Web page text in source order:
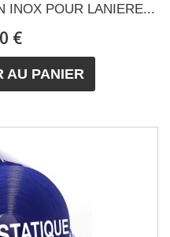
INOX POUR LANIERE...
€
AU PANIER